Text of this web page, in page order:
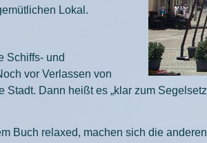
Lokal.
Schiffs- und
vor Verlassen von
Dann heißt es „klar zum
Buch relaxed, machen sich die